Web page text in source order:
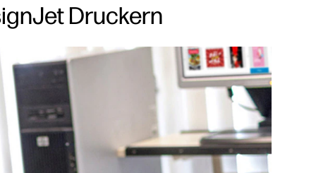
Druckern